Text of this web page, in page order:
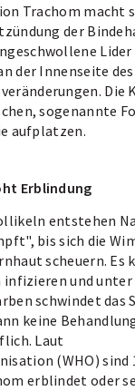
Trachom macht
der
der Innenseite
Die
sogenannte
aufplatzen.
Erblindung
entstehen
bis sich die
scheuern. Es
infizieren und
schwindet das
keine
Laut
(WHO) sind
erblindet oder